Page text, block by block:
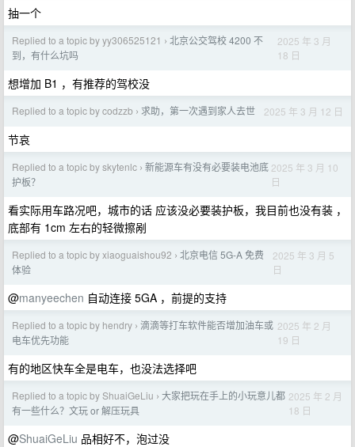
抽一个
Replied to a topic by yy306525121 › 北京公交驾校 4200 不
到，有什么坑吗
2025 年 3 月
18 日
想增加 B1 ，有推荐的驾校没
Replied to a topic by codzzb › 求助，第一次遇到家人去世 2025 年 3 月 12 日
节哀
Replied to a topic by skytenlc › 新能源车有没有必要装电池底
护板？
2025 年 3 月 10
日
看实际用车路况吧，城市的话 应该没必要装护板，我目前也没有装 ，
底部有 1cm 左右的轻微擦剐
Replied to a topic by xiaoguaishou92 › 北京电信 5G-A 免费
体验
2025 年 3 月 5
日
@manyeechen 自动连接 5GA ，前提的支持
Replied to a topic by hendry › 滴滴等打车软件能否增加油车或
电车优先功能
2025 年 2 月
19 日
有的地区快车全是电车，也没法选择吧
Replied to a topic by ShuaiGeLiu › 大家把玩在手上的小玩意儿都
有一些什么？文玩 or 解压玩具
2025 年 2 月
18 日
@ShuaiGeLiu 品相好不，泡过没